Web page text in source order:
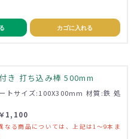
カゴに入れる
き 打ち込み棒 500mm
トサイズ:100X300mm 材質:鉄 処
1,100
る商品については、上記は1～9本ま